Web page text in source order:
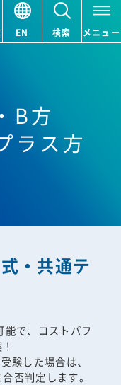
EN 検索 メニュー
B方
ラス方
・共通テ
で、コストパフ
験した場合は、
否判定します。